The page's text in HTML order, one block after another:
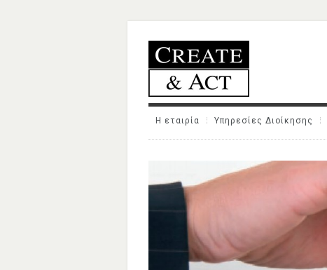
Η εταιρία Υπηρεσίες Διοίκησης